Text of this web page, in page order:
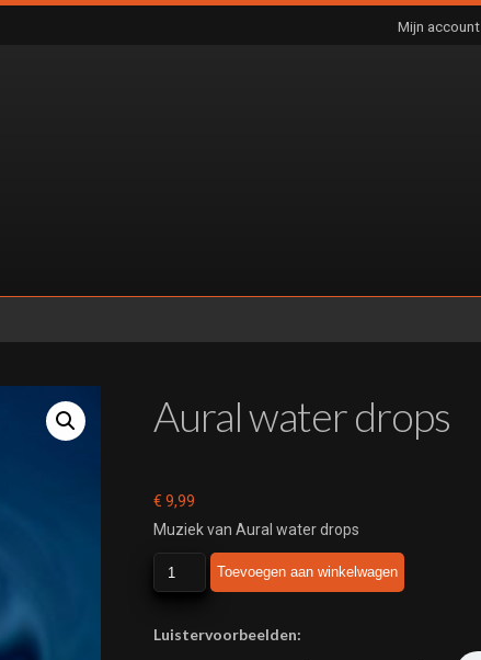
Mijn account
Aural water drops
€ 9,99
Muziek van Aural water drops
water
aantal
Toevoegen aan winkelwagen
Luistervoorbeelden: